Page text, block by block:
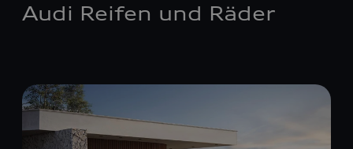
Audi Reifen und Räder